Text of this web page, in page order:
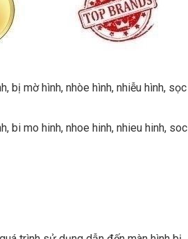
bị mờ hình, nhòe hình, nhiễu hình, sọc
bi mo hinh, nhoe hinh, nhieu hinh, soc